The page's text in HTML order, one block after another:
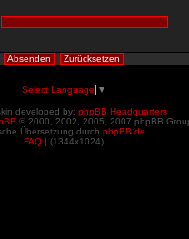
Select Language ▼
developed by: phpBB Headquarters
© 2000, 2002, 2005, 2007 phpBB
Übersetzung durch phpBB.de
FAQ | (1344x1024)